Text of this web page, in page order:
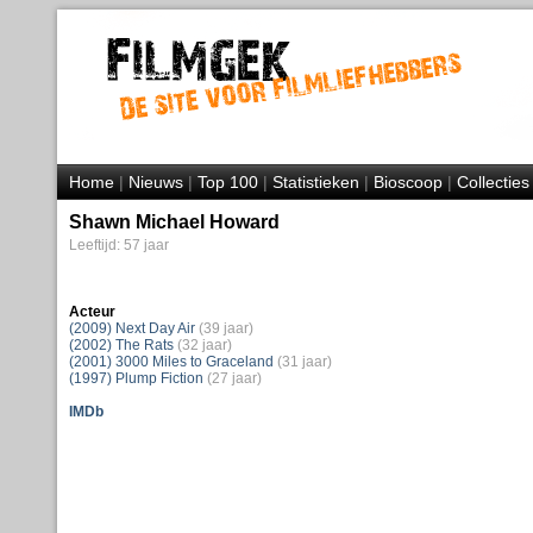
Home|Nieuws|Top 100|Statistieken|Bioscoop|Collecties
Shawn Michael Howard
Leeftijd: 57 jaar
Acteur
(2009) Next Day Air (39 jaar)
(2002) The Rats (32 jaar)
(2001) 3000 Miles to Graceland (31 jaar)
(1997) Plump Fiction (27 jaar)
IMDb